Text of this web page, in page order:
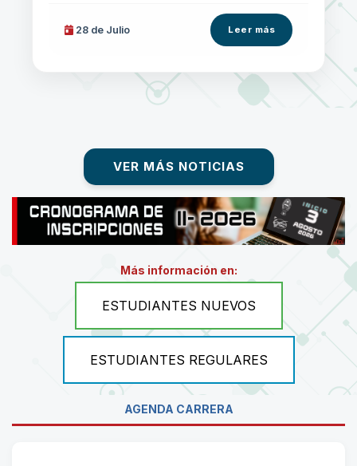
28 de Julio Leer más
VER MÁS NOTICIAS
Más información en:
ESTUDIANTES NUEVOS
ESTUDIANTES REGULARES
AGENDA CARRERA